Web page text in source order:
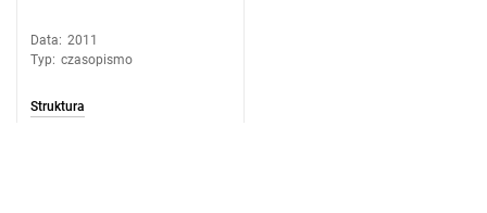
Data: 2011
Typ: czasopismo
Struktura